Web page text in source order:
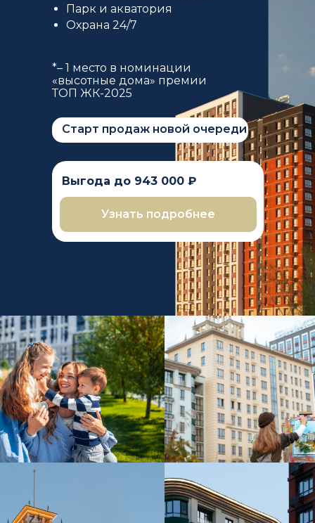
Парк и акватория
Охрана 24/7
*– 1 место в номинации
«высотные дома» премии
ТОП ЖК-2025
Старт продаж новой очереди
Узнать подробнее
Выгода до 943 000 ₽